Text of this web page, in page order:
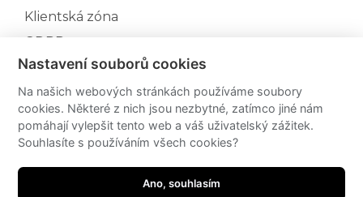
Klientská zóna
GDPR
Aktuální projekty
Rezidence Rybářka - II.etapa
Rezidence Triangl III.etapa
Rezidence Koniklec
Bytový dům d'Elvert
Nastavení souborů cookies
Na našich webových stránkách používáme soubory
cookies. Některé z nich jsou nezbytné, zatímco jiné nám
pomáhají vylepšit tento web a váš uživatelský zážitek.
Souhlasíte s používáním všech cookies?
Ano, souhlasím